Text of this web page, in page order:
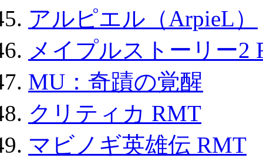
アルピエル（ArpieL）
メイプルストーリー2
MU：奇蹟の覚醒
クリティカ RMT
マビノギ英雄伝 RMT